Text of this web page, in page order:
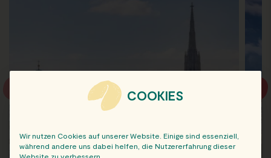
COOKIES
Wir nutzen Cookies auf unserer Website. Einige sind essenziell,
während andere uns dabei helfen, die Nutzererfahrung dieser
Website zu verbessern.